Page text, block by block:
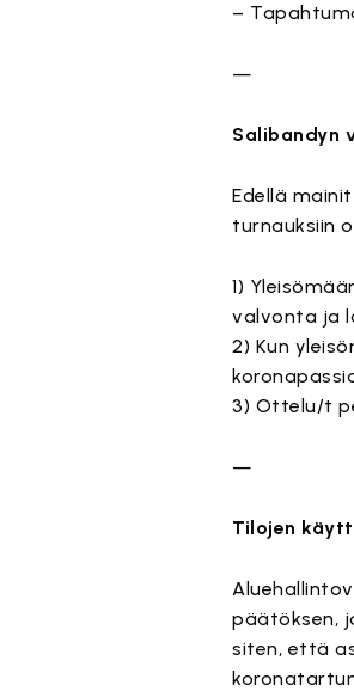
–
—
Salibandyn
Edellä
turnauksiin
1)
valvonta ja
2) Kun
3) Ottelu/t
—
Tilojen
päätöksen,
siten, että